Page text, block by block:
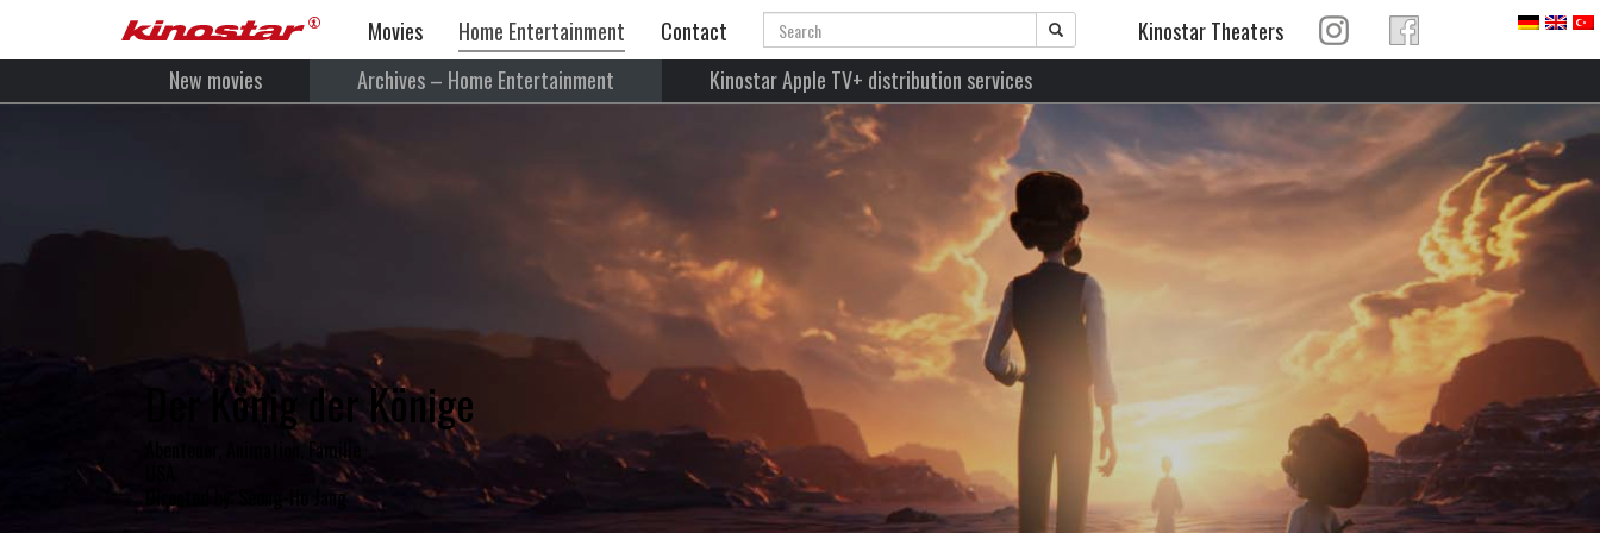
Movies Home Entertainment Contact Search
Kinostar Theaters
New movies
Archives – Home Entertainment Kinostar Apple TV+ distribution services
Der König der Könige
Abenteuer, Animation, Familie
Directed by: Seong-Ho Jang